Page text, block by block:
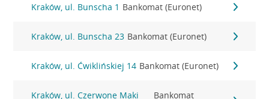
Kraków, ul. Bunscha 1 Bankomat (Euronet)
Kraków, ul. Bunscha 23 Bankomat (Euronet)
Kraków, ul. Ćwiklińskiej 14 Bankomat (Euronet)
Kraków, ul. Czerwone Maki Bankomat